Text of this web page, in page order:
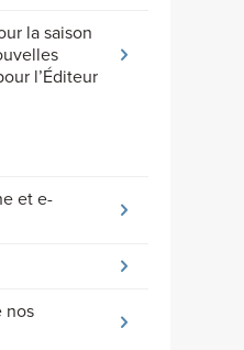
la saison
l’Éditeur
et e-
nos